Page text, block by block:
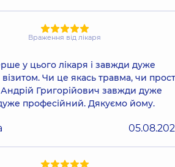
Враження від лікаря
у цього лікаря і завжди дуже
візитом. Чи це якась травма, чи
Григорійович завжди дуже
професійний. Дякуємо йому.